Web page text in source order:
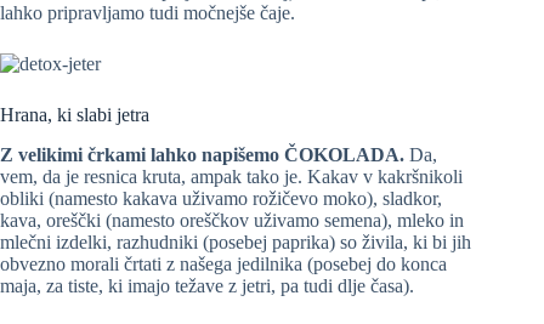
lahko pripravljamo tudi močnejše čaje.
Hrana, ki slabi jetra
Z velikimi črkami lahko napišemo ČOKOLADA. Da,
vem, da je resnica kruta, ampak tako je. Kakav v kakršnikoli
obliki (namesto kakava uživamo rožičevo moko), sladkor,
kava, oreščki (namesto oreščkov uživamo semena), mleko in
mlečni izdelki, razhudniki (posebej paprika) so živila, ki bi jih
obvezno morali črtati z našega jedilnika (posebej do konca
maja, za tiste, ki imajo težave z jetri, pa tudi dlje časa).